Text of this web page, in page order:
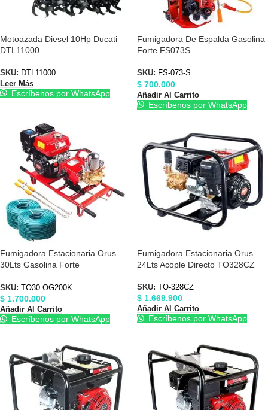
Motoazada Diesel 10Hp Ducati
DTL11000
SKU: DTL11000
Leer Más
Escríbenos por WhatsApp
Fumigadora De Espalda Gasolina
Forte FS073S
SKU: FS-073-S
$ 700.000
Añadir Al Carrito
Escríbenos por WhatsApp
Fumigadora Estacionaria Orus
30Lts Gasolina Forte
SKU: TO30-OG200K
$ 1.700.000
Añadir Al Carrito
Escríbenos por WhatsApp
Fumigadora Estacionaria Orus
24Lts Acople Directo TO328CZ
SKU: TO-328CZ
$ 1.669.900
Añadir Al Carrito
Escríbenos por WhatsApp